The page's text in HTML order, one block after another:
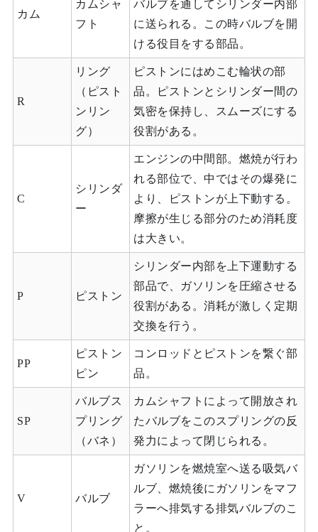
カム
カムシャ
フト
バルブを通してシリンダー内部
に送られる。この時バルブを開
ける役目をする部品。
R
リング
（ピスト
ンリン
グ）
ピストンにはめこむ輪状の部
品。ピストンとシリンダー間の
気密を保持し、スムーズにする
役割がある。
C
シリンダ
ー
エンジンの中間部。燃焼が行わ
れる部位で、中ではその爆発に
より、ピストンが上下動する。
摩擦が生じる部分のため消耗度
は大きい。
P ピストン
シリンダー内部を上下運動する
部品で、ガソリンを圧縮させる
役割がある。消耗が激しく定期
交換を行う。
PP
ピストン
ピン
コンロッドとピストンを繋ぐ部
品。
SP
バルブス
プリング
（バネ）
カムシャフトによって開放され
たバルブをこのスプリングの反
発力によって閉じられる。
V バルブ
ガソリンを燃焼室へ送る吸気バ
ルブ、燃焼後にガソリンをマフ
ラーへ排気する排気バルブのこ
と。